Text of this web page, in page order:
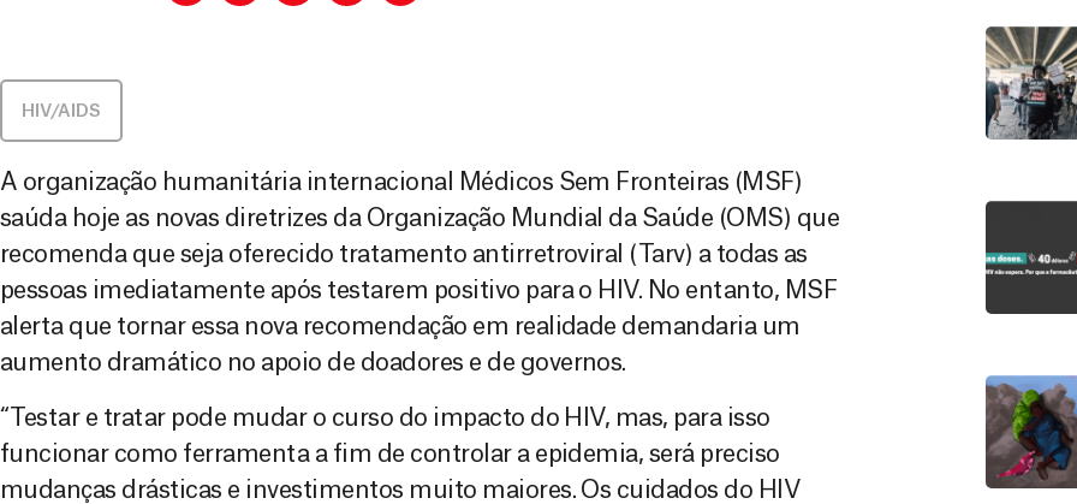
HIV/AIDS
A organização humanitária internacional Médicos Sem Fronteiras (MSF)
saúda hoje as novas diretrizes da Organização Mundial da Saúde (OMS) que
recomenda que seja oferecido tratamento antirretroviral (Tarv) a todas as
pessoas imediatamente após testarem positivo para o HIV. No entanto, MSF
alerta que tornar essa nova recomendação em realidade demandaria um
aumento dramático no apoio de doadores e de governos.
“Testar e tratar pode mudar o curso do impacto do HIV, mas, para isso
funcionar como ferramenta a fim de controlar a epidemia, será preciso
mudanças drásticas e investimentos muito maiores. Os cuidados do HIV